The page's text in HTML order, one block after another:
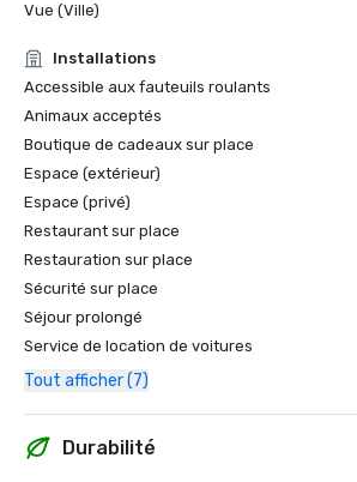
Vue (Ville)
Installations
Accessible aux fauteuils roulants
Animaux acceptés
Boutique de cadeaux sur place
Espace (extérieur)
Espace (privé)
Restaurant sur place
Restauration sur place
Sécurité sur place
Séjour prolongé
Service de location de voitures
Tout afficher (7)
Durabilité